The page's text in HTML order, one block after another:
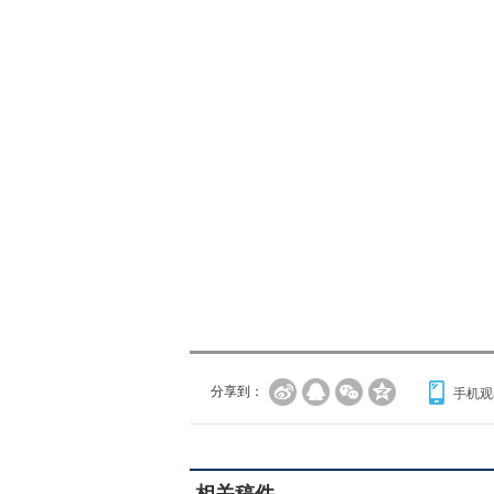
分享到： 手机